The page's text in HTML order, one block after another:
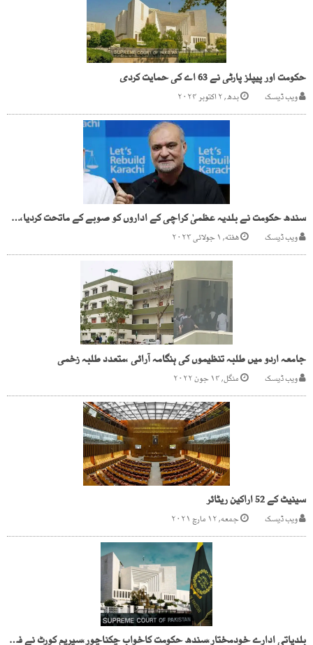
حکومت اور پیپلز پارٹی نے 63 اے کی حمایت کردی
ویب ڈیسک بدھ, ۲ اکتوبر ۲۰۲۴
سندھ حکومت نے بلدیہ عظمیٰ کراچی کے اداروں کو صوبے کے ماتحت کردیا،حافظ نعیم الرحمن
ویب ڈیسک هفته, ۱ جولائی ۲۰۲۳
جامعہ اردو میں طلبہ تنظیموں کی ہنگامہ آرائی ،متعدد طلبہ زخمی
ویب ڈیسک منگل, ۱۴ جون ۲۰۲۲
سینیٹ کے 52 اراکین ریٹائر
ویب ڈیسک جمعه, ۱۲ مارچ ۲۰۲۱